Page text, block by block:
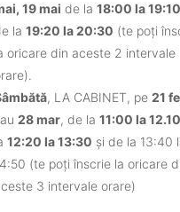
19 mai de la 18:00 la 19:10
la 19:20 la 20:30 (te poți
oricare din aceste 2 intervale
, LA CABINET, pe 21
28 mar, de la 11:00 la 12.10
12:20 la 13:30 și de la 13:40
(te poți înscrie la oricare
3 intervale orare)